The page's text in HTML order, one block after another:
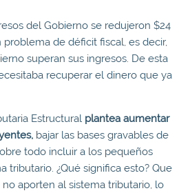
del Gobierno se redujeron $24
de déficit fiscal, es decir,
superan sus ingresos. De esta
recuperar el dinero que ya
Estructural plantea aumentar
bajar las bases gravables de
todo incluir a los pequeños
tributario. ¿Qué significa esto? Que
aporten al sistema tributario, lo